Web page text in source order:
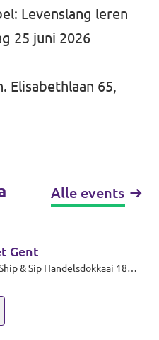
Levenslang leren
25 juni 2026
Elisabethlaan 65,
Alle events
Gent